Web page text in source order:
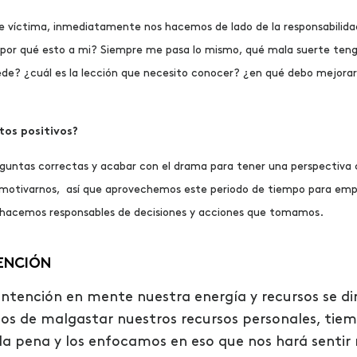
víctima, inmediatamente nos hacemos de lado de la
qué esto a mi? Siempre me pasa lo mismo, qué mala suerte
¿cuál es la lección que necesito conocer? ¿en qué debo
positivos?
correctas y acabar con el drama para tener una
así que aprovechemos este periodo de tiempo para
responsables de decisiones y acciones que tomamos.
en mente nuestra energía y recursos se
de malgastar nuestros recursos personales,
pena y los enfocamos en eso que nos hará